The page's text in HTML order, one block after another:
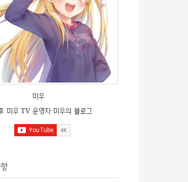
미우
미우 TV 운영자 미우의 블로그